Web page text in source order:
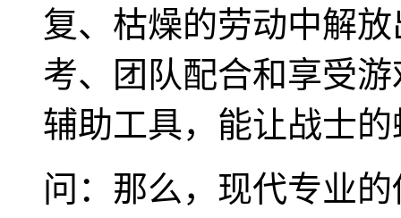
复、枯燥的劳动中解
考、团队配合和享受
辅助工具，能让战士
问：那么，现代专业